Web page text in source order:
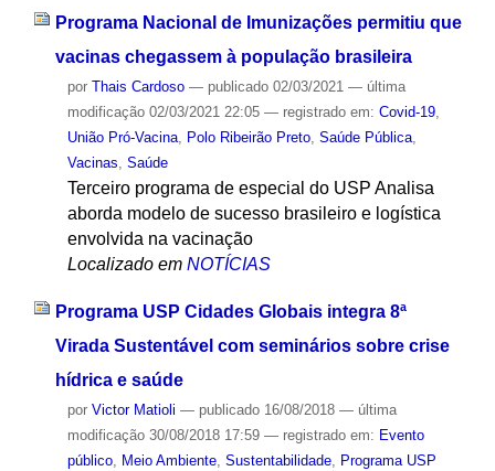
Programa Nacional de Imunizações permitiu que
vacinas chegassem à população brasileira
por Thais Cardoso — publicado02/03/2021 — última
modificação02/03/2021 22:05 — registrado em: Covid-19,
União Pró-Vacina, Polo Ribeirão Preto, Saúde Pública,
Vacinas, Saúde
Terceiro programa de especial do USP Analisa
aborda modelo de sucesso brasileiro e logística
envolvida na vacinação
Localizado em NOTÍCIAS
Programa USP Cidades Globais integra 8ª
Virada Sustentável com seminários sobre crise
hídrica e saúde
por Victor Matioli — publicado16/08/2018 — última
modificação30/08/2018 17:59 — registrado em: Evento
público, Meio Ambiente, Sustentabilidade, Programa USP